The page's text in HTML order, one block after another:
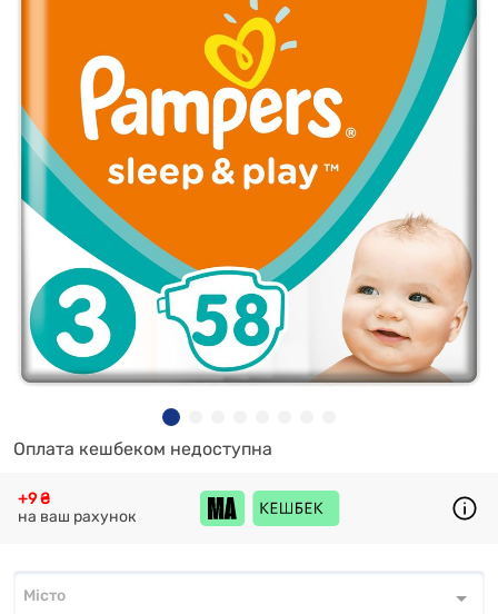
Оплата кешбеком недоступна
+9 ₴
на ваш рахунок
Місто*
Місто